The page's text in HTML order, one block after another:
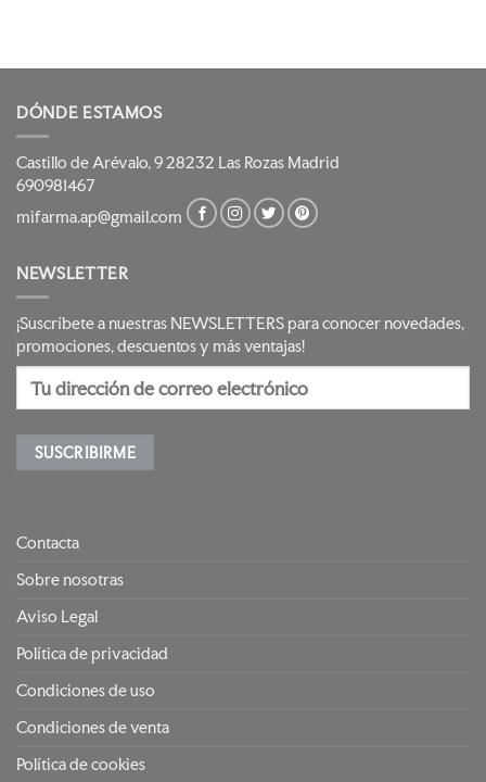
DÓNDE ESTAMOS
Castillo de Arévalo, 9 28232 Las Rozas Madrid
690981467
mifarma.ap@gmail.com
NEWSLETTER
¡Suscríbete a nuestras NEWSLETTERS para conocer novedades,
promociones, descuentos y más ventajas!
Contacta
Sobre nosotras
Aviso Legal
Política de privacidad
Condiciones de uso
Condiciones de venta
Política de cookies